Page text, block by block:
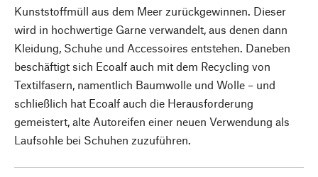
Kunststoffmüll aus dem Meer zurückgewinnen. Dieser
wird in hochwertige Garne verwandelt, aus denen dann
Kleidung, Schuhe und Accessoires entstehen. Daneben
beschäftigt sich Ecoalf auch mit dem Recycling von
Textilfasern, namentlich Baumwolle und Wolle – und
schließlich hat Ecoalf auch die Herausforderung
gemeistert, alte Autoreifen einer neuen Verwendung als
Laufsohle bei Schuhen zuzuführen.